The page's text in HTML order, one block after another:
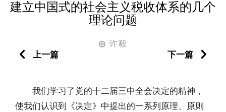
建立中国式的社会主义税收体系的几个
理论问题
◎ 许毅
上一篇
下一篇
我们学习了党的十二届三中全会决定的精神，
使我们认识到《决定》中提出的一系列原理、原则